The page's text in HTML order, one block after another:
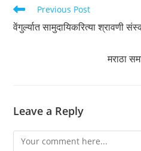
Read
more
articles
Previous Post
वेंगुर्ल्यात सामुदायिकरित्या श्रावणी
मराठा
Leave a Reply
Comment